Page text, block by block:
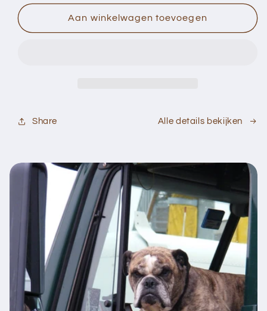
voor
Kalender
met
voor
Kalender
met
Aan winkelwagen toevoegen
Share Alle details bekijken